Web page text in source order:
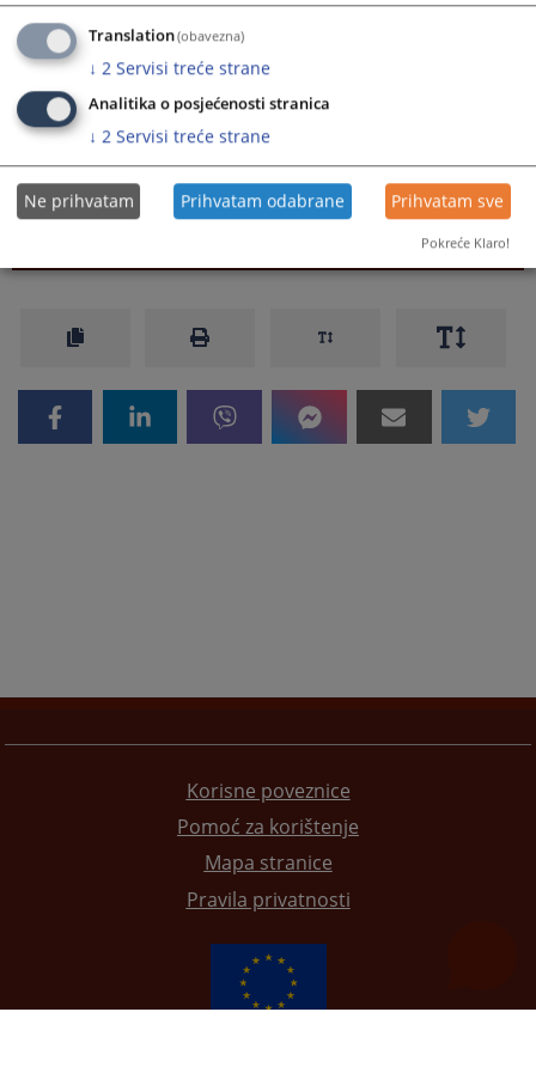
podnositelja zahtjeva.
Prikazana vijest je na: Hrvatski jezik
Prateći dokumenti
Korisne poveznice
Pomoć za korištenje
Mapa stranice
Pravila privatnosti
Translation(obavezna)
↓ 2 Servisi treće strane
Analitika o posjećenosti stranica
↓ 2 Servisi treće strane
Ne prihvatam Prihvatam odabrane Prihvatam sve
Pokreće Klaro!